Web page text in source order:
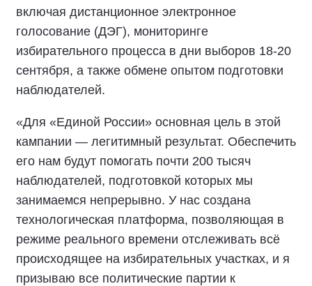
включая дистанционное электронное
голосование (ДЭГ), мониторинге
избирательного процесса в дни выборов 18-20
сентября, а также обмене опытом подготовки
наблюдателей.
«Для «Единой России» основная цель в этой
кампании — легитимный результат. Обеспечить
его нам будут помогать почти 200 тысяч
наблюдателей, подготовкой которых мы
занимаемся непрерывно. У нас создана
технологическая платформа, позволяющая в
режиме реального времени отслеживать всё
происходящее на избирательных участках, и я
призываю все политические партии к